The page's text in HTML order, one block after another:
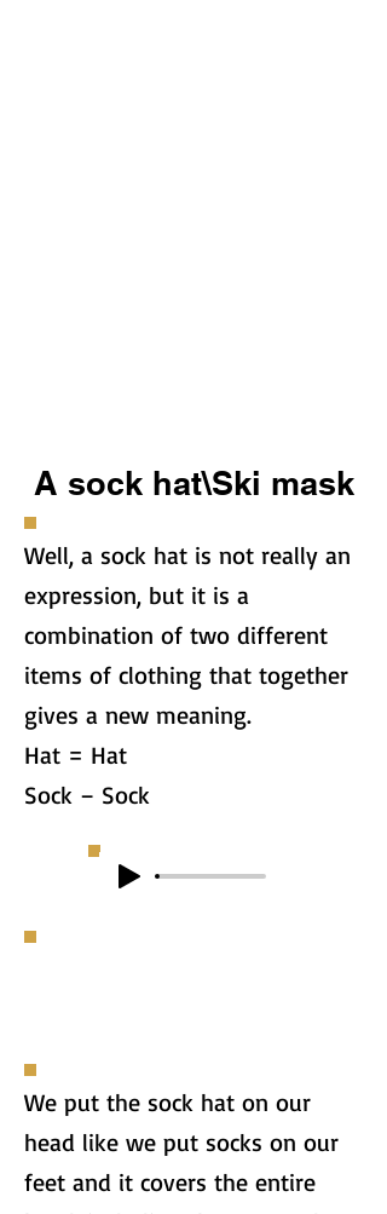
A sock hat\Ski mask
Well, a sock hat is not really an
expression, but it is a
combination of two different
items of clothing that together
gives a new meaning.
Hat = Hat
Sock – Sock
We put the sock hat on our
head like we put socks on our
feet and it covers the entire